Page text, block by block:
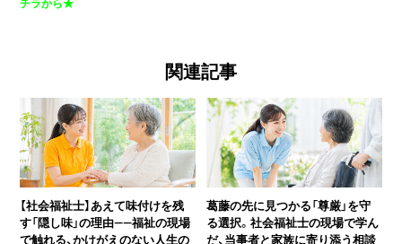
関連記事
【社会福祉士】あえて味付けを残
す「隠し味」の理由――福祉の現場
で触れる、かけがえのない人生の
葛藤の先に見つかる「尊厳」を守
る選択。社会福祉士の現場で学ん
だ、当事者と家族に寄り添う相談